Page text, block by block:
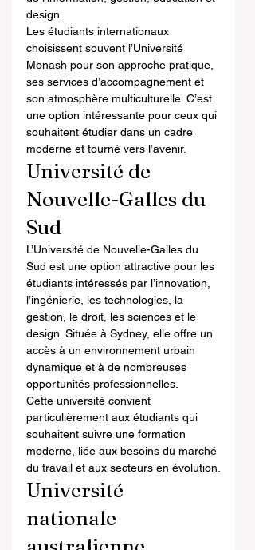
design.
Les étudiants internationaux
choisissent souvent l’Université
Monash pour son approche pratique,
ses services d’accompagnement et
son atmosphère multiculturelle. C’est
une option intéressante pour ceux qui
souhaitent étudier dans un cadre
moderne et tourné vers l’avenir.
Université de
Nouvelle-Galles du
Sud
L’Université de Nouvelle-Galles du
Sud est une option attractive pour les
étudiants intéressés par l’innovation,
l’ingénierie, les technologies, la
gestion, le droit, les sciences et le
design. Située à Sydney, elle offre un
accès à un environnement urbain
dynamique et à de nombreuses
opportunités professionnelles.
Cette université convient
particulièrement aux étudiants qui
souhaitent suivre une formation
moderne, liée aux besoins du marché
du travail et aux secteurs en évolution.
Université
nationale